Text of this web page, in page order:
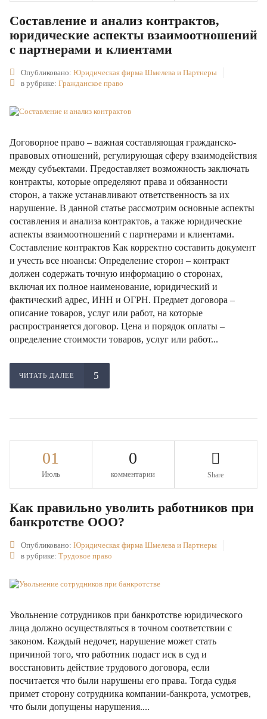
Составление и анализ контрактов,
юридические аспекты взаимоотношений
с партнерами и клиентами
Опубликовано: Юридическая фирма Шмелева и Партнеры
в рубрике: Гражданское право
Договорное право – важная составляющая гражданско-
правовых отношений, регулирующая сферу взаимодействия
между субъектами. Предоставляет возможность заключать
контракты, которые определяют права и обязанности
сторон, а также устанавливают ответственность за их
нарушение. В данной статье рассмотрим основные аспекты
составления и анализа контрактов, а также юридические
аспекты взаимоотношений с партнерами и клиентами.
Составление контрактов Как корректно составить документ
и учесть все нюансы: Определение сторон – контракт
должен содержать точную информацию о сторонах,
включая их полное наименование, юридический и
фактический адрес, ИНН и ОГРН. Предмет договора –
описание товаров, услуг или работ, на которые
распространяется договор. Цена и порядок оплаты –
определение стоимости товаров, услуг или работ...
ЧИТАТЬ ДАЛЕЕ
01
Июль
0
комментарии Share
Как правильно уволить работников при
банкротстве ООО?
Опубликовано: Юридическая фирма Шмелева и Партнеры
в рубрике: Трудовое право
Увольнение сотрудников при банкротстве юридического
лица должно осуществляться в точном соответствии с
законом. Каждый недочет, нарушение может стать
причиной того, что работник подаст иск в суд и
восстановить действие трудового договора, если
посчитается что были нарушены его права. Тогда судья
примет сторону сотрудника компании-банкрота, усмотрев,
что были допущены нарушения....